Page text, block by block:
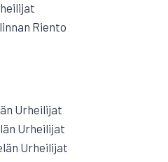
Riento
Urheilijat
Urheilijat
Urheilijat